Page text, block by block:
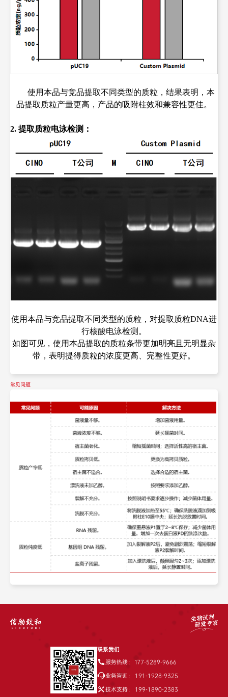
使用本品与竞品提取不同类型的质粒，结果表明，本
品提取质粒产量更高，产品的吸附柱效和兼容性更佳。
2. 提取质粒电泳检测：
使用本品与竞品提取不同类型的质粒 ，对提取质粒DNA进
行核酸电泳检测。
如图可见，使用本品提取的质粒条带更加明亮且无明显杂
带，表明提得质粒的浓度更高、完整性更好。
常见问题
联系我们
 服务热线： 177-5289-9666
业务咨询： 191-1928-9325
技术支持： 199-1890-2383